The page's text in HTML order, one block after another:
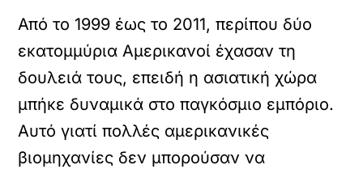
Από το 1999 έως το 2011, περίπου δύο
εκατομμύρια Αμερικανοί έχασαν τη
δουλειά τους, επειδή η ασιατική χώρα
μπήκε δυναμικά στο παγκόσμιο εμπόριο.
Αυτό γιατί πολλές αμερικανικές
βιομηχανίες δεν μπορούσαν να